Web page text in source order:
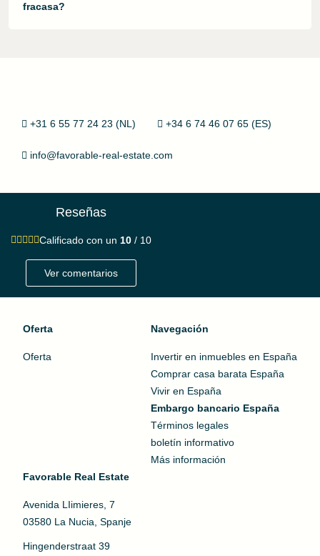
fracasa?
+31 6 55 77 24 23 (NL) +34 6 74 46 07 65 (ES)
info@favorable-real-estate.com
Reseñas
Calificado con un 10 / 10
Ver comentarios
Oferta
Oferta
Navegación
Invertir en inmuebles en España
Comprar casa barata España
Vivir en España
Embargo bancario España
Términos legales
boletín informativo
Más información
Favorable Real Estate
Avenida LIimieres, 7
03580 La Nucia, Spanje
Hingenderstraat 39